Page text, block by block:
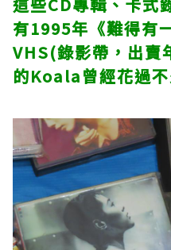
這些CD專輯、卡式
有1995年《難得有
VHS(錄影帶，出賣
的Koala曾經花過